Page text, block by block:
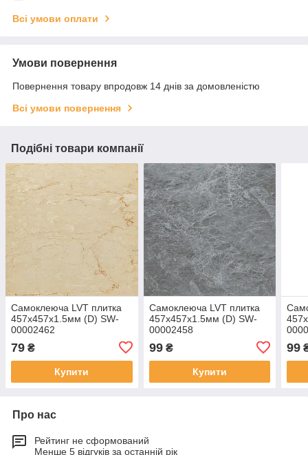
Всі умови оплати
Умови повернення
Повернення товару впродовж 14 днів за домовленістю
Всі умови повернення
Подібні товари компанії
Самоклеюча LVT плитка
457х457х1.5мм (D) SW-
00002462
79 ₴
Купити
Самоклеюча LVT плитка
457х457х1.5мм (D) SW-
00002458
99₴
Купити
99
Про нас
Рейтинг не сформований
Менше 5 відгуків за останній рік